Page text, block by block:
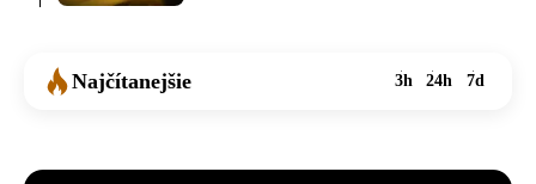
Najčítanejšie 3h 24h 7d